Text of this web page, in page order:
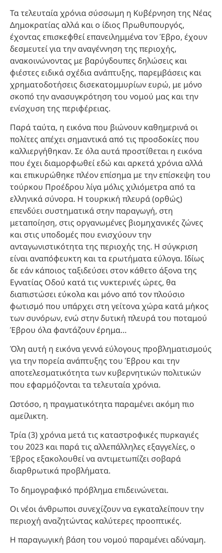
Τα τελευταία χρόνια σύσσωμη η Κυβέρνηση της Νέας
Δημοκρατίας αλλά και ο ίδιος Πρωθυπουργός,
έχοντας επισκεφθεί επανειλημμένα τον Έβρο, έχουν
δεσμευτεί για την αναγέννηση της περιοχής,
ανακοινώνοντας με βαρύγδουπες δηλώσεις και
φιέστες ειδικά σχέδια ανάπτυξης, παρεμβάσεις και
χρηματοδοτήσεις δισεκατομμυρίων ευρώ, με μόνο
σκοπό την ανασυγκρότηση του νομού μας και την
ενίσχυση της περιφέρειας.
Παρά ταύτα, η εικόνα που βιώνουν καθημερινά οι
πολίτες απέχει σημαντικά από τις προσδοκίες που
καλλιεργήθηκαν. Σε όλα αυτά προστίθεται η εικόνα
που έχει διαμορφωθεί εδώ και αρκετά χρόνια αλλά
και επικυρώθηκε πλέον επίσημα με την επίσκεψη του
τούρκου Προέδρου λίγα μόλις χιλιόμετρα από τα
ελληνικά σύνορα. Η τουρκική πλευρά (ορθώς)
επενδύει συστηματικά στην παραγωγή, στη
μεταποίηση, στις οργανωμένες βιομηχανικές ζώνες
και στις υποδομές που ενισχύουν την
ανταγωνιστικότητα της περιοχής της. Η σύγκριση
είναι αναπόφευκτη και τα ερωτήματα εύλογα. Ιδίως
δε εάν κάποιος ταξιδεύσει στον κάθετο άξονα της
Εγνατίας Οδού κατά τις νυκτερινές ώρες, θα
διαπιστώσει εύκολα και μόνο από τον πλούσιο
φωτισμό που υπάρχει στη γείτονα χώρα κατά μήκος
των συνόρων, ενώ στην δυτική πλευρά του ποταμού
Έβρου όλα φαντάζουν έρημα…
Όλη αυτή η εικόνα γεννά εύλογους προβληματισμούς
για την πορεία ανάπτυξης του Έβρου και την
αποτελεσματικότητα των κυβερνητικών πολιτικών
που εφαρμόζονται τα τελευταία χρόνια.
Ωστόσο, η πραγματικότητα παραμένει ακόμη πιο
αμείλικτη.
Τρία (3) χρόνια μετά τις καταστροφικές πυρκαγιές
του 2023 και παρά τις αλλεπάλληλες εξαγγελίες, ο
Έβρος εξακολουθεί να αντιμετωπίζει σοβαρά
διαρθρωτικά προβλήματα.
Το δημογραφικό πρόβλημα επιδεινώνεται.
Οι νέοι άνθρωποι συνεχίζουν να εγκαταλείπουν την
περιοχή αναζητώντας καλύτερες προοπτικές.
Η παραγωγική βάση του νομού παραμένει αδύναμη.